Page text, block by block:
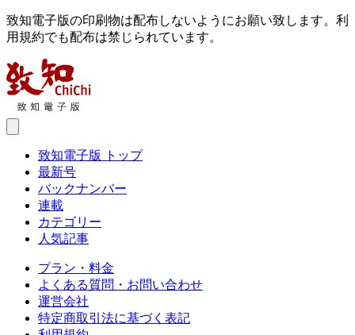
致知電子版の印刷物は配布しないようにお願い致します。利
用規約でも配布は禁じられています。
致知電子版 トップ
最新号
バックナンバー
連載
カテゴリー
人気記事
プラン・料金
よくある質問・お問い合わせ
運営会社
特定商取引法に基づく表記